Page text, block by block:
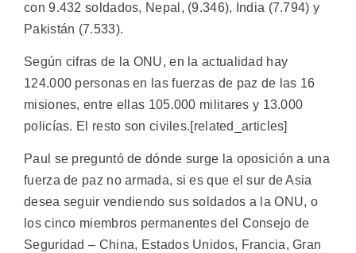
con 9.432 soldados, Nepal, (9.346), India (7.794) y
Pakistán (7.533).
Según cifras de la ONU, en la actualidad hay
124.000 personas en las fuerzas de paz de las 16
misiones, entre ellas 105.000 militares y 13.000
policías. El resto son civiles.[related_articles]
Paul se preguntó de dónde surge la oposición a una
fuerza de paz no armada, si es que el sur de Asia
desea seguir vendiendo sus soldados a la ONU, o
los cinco miembros permanentes del Consejo de
Seguridad – China, Estados Unidos, Francia, Gran